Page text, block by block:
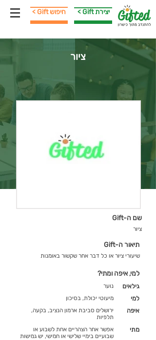
< Gift חיפוש < Gift יצירת
ציור
שם ה-Gift
ציור
תיאור ה-Gift
שיעורי ציור או כל דבר אחר שקשור באומנות
למי, איפה ומתי?
נוער גילאים
מיעוטי יכולת, בסיכון למי
ירושלים סביבת ארמון הנציב, בקעה,
תלפיות
איפה
אפשר אחר הצהריים אחת לשבוע או
שבועיים בימיי שלישי או חמישי, יש גמישות
מתי